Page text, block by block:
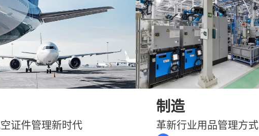
证件管理新时代
制造
革新行业用品管理方式